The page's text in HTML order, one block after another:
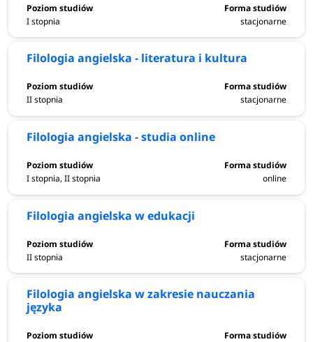
I stopnia stacjonarne
Filologia angielska - literatura i kultura
II stopnia stacjonarne
Filologia angielska - studia online
I stopnia, II stopnia online
Filologia angielska w edukacji
II stopnia stacjonarne
Filologia angielska w zakresie nauczania
języka